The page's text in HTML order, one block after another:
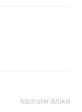
Nächster Artikel